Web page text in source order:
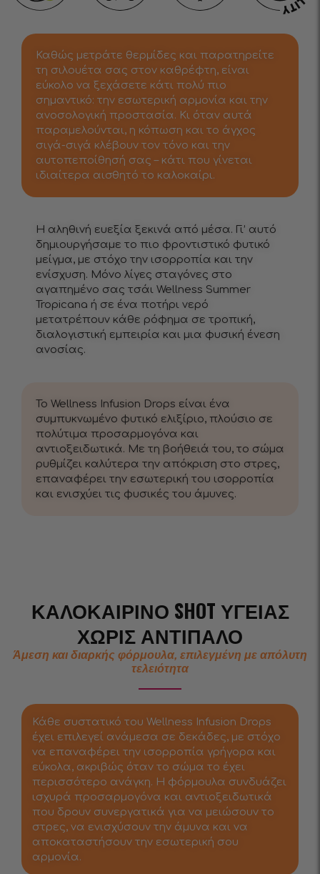
Καθώς μετράτε θερμίδες και παρατηρείτε
τη σιλουέτα σας στον καθρέφτη, είναι
εύκολο να ξεχάσετε κάτι πολύ πιο
σημαντικό: την εσωτερική αρμονία και την
ανοσολογική προστασία. Κι όταν αυτά
παραμελούνται, η κόπωση και το άγχος
σιγά-σιγά κλέβουν τον τόνο και την
αυτοπεποίθησή σας – κάτι που γίνεται
ιδιαίτερα αισθητό το καλοκαίρι.
Η αληθινή ευεξία ξεκινά από μέσα. Γι’ αυτό
δημιουργήσαμε το πιο φροντιστικό φυτικό
μείγμα, με στόχο την ισορροπία και την
ενίσχυση. Μόνο λίγες σταγόνες στο
αγαπημένο σας τσάι Wellness Summer
Tropicana ή σε ένα ποτήρι νερό
μετατρέπουν κάθε ρόφημα σε τροπική,
διαλογιστική εμπειρία και μια φυσική ένεση
ανοσίας.
Το Wellness Infusion Drops είναι ένα
συμπυκνωμένο φυτικό ελιξίριο, πλούσιο σε
πολύτιμα προσαρμογόνα και
αντιοξειδωτικά. Με τη βοήθειά του, το σώμα
ρυθμίζει καλύτερα την απόκριση στο στρες,
επαναφέρει την εσωτερική του ισορροπία
και ενισχύει τις φυσικές του άμυνες.
ΚΑΛΟΚΑΙΡΙΝΌ SHOT ΥΓΕΊΑΣ
ΧΩΡΊΣ ΑΝΤΊΠΑΛΟ
Άμεση και διαρκής φόρμουλα, επιλεγμένη με απόλυτη
τελειότητα
Κάθε συστατικό του Wellness Infusion Drops
έχει επιλεγεί ανάμεσα σε δεκάδες, με στόχο
να επαναφέρει την ισορροπία γρήγορα και
εύκολα, ακριβώς όταν το σώμα το έχει
περισσότερο ανάγκη. Η φόρμουλα συνδυάζει
ισχυρά προσαρμογόνα και αντιοξειδωτικά
που δρουν συνεργατικά για να μειώσουν το
στρες, να ενισχύσουν την άμυνα και να
αποκαταστήσουν την εσωτερική σου
αρμονία.